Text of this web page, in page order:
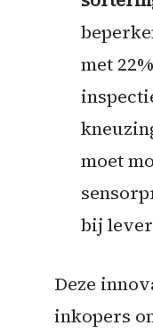
met
moet
bij
Deze
inkopers